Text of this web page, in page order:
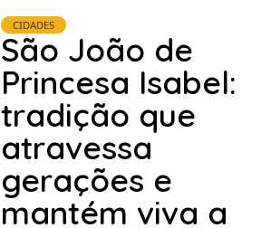
CIDADES
São João de
Princesa Isabel:
tradição que
atravessa
gerações e
mantém viva a